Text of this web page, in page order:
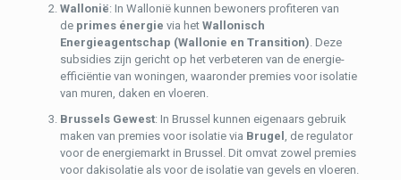
Wallonië: In Wallonië kunnen bewoners profiteren van
de primes énergie via het Wallonisch
Energieagentschap (Wallonie en Transition). Deze
subsidies zijn gericht op het verbeteren van de energie-
efficiëntie van woningen, waaronder premies voor isolatie
van muren, daken en vloeren.
Brussels Gewest: In Brussel kunnen eigenaars gebruik
maken van premies voor isolatie via Brugel , de regulator
voor de energiemarkt in Brussel. Dit omvat zowel premies
voor dakisolatie als voor de isolatie van gevels en vloeren.